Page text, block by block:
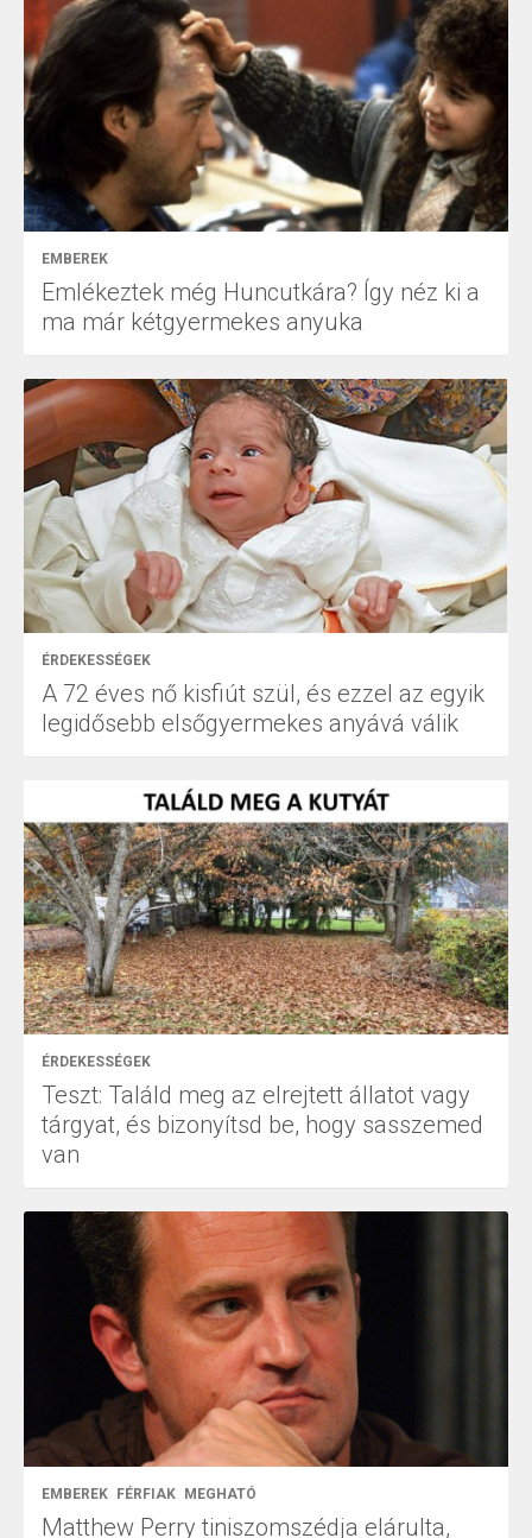
EMBEREK
Emlékeztek még Huncutkára? Így néz ki a
ma már kétgyermekes anyuka
ÉRDEKESSÉGEK
A 72 éves nő kisfiút szül, és ezzel az egyik
legidősebb elsőgyermekes anyává válik
ÉRDEKESSÉGEK
Teszt: Találd meg az elrejtett állatot vagy
tárgyat, és bizonyítsd be, hogy sasszemed
van
EMBEREK FÉRFIAK MEGHATÓ
Matthew Perry tiniszomszédja elárulta,